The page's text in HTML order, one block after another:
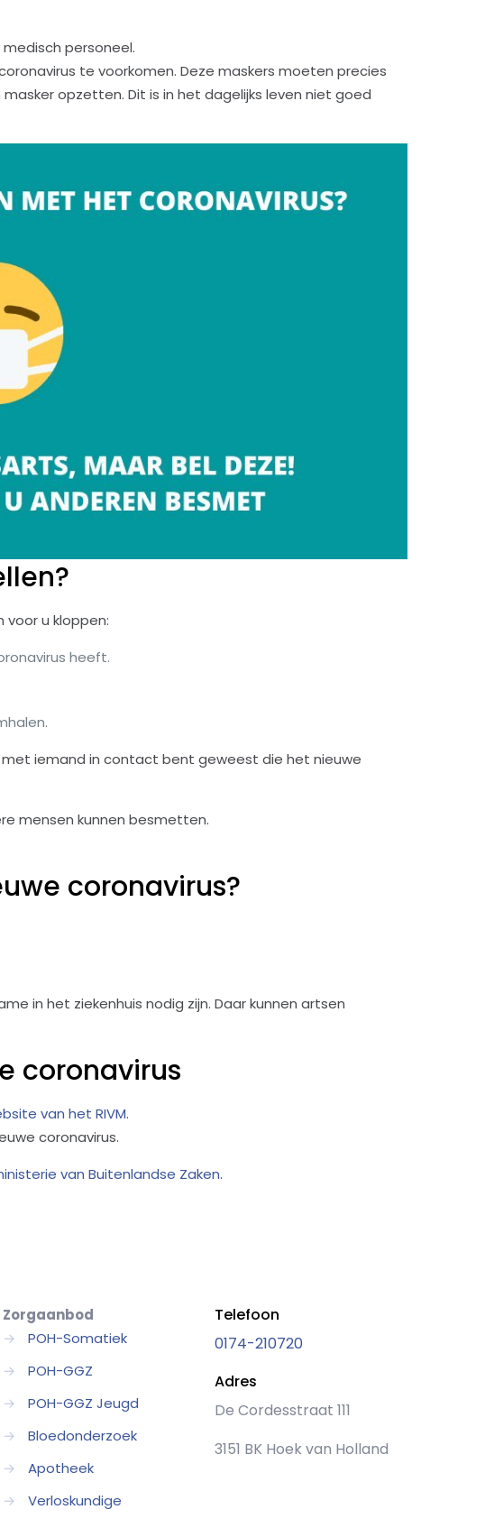
personeel.
te voorkomen. Deze maskers moeten precies
opzetten. Dit is in het dagelijks leven niet goed
u kloppen:
heeft.
iemand in contact bent geweest die het nieuwe
mensen kunnen besmetten.
coronavirus?
in het ziekenhuis nodig zijn. Daar kunnen artsen
coronavirus
van het RIVM.
coronavirus.
van Buitenlandse Zaken.
Zorgaanbod
→
POH-Somatiek
→
POH-GGZ
→
POH-GGZ Jeugd
→
Bloedonderzoek
→
Apotheek
→
Verloskundige
Telefoon
0174-210720
Adres
De Cordesstraat 111
3151 BK Hoek van Holland